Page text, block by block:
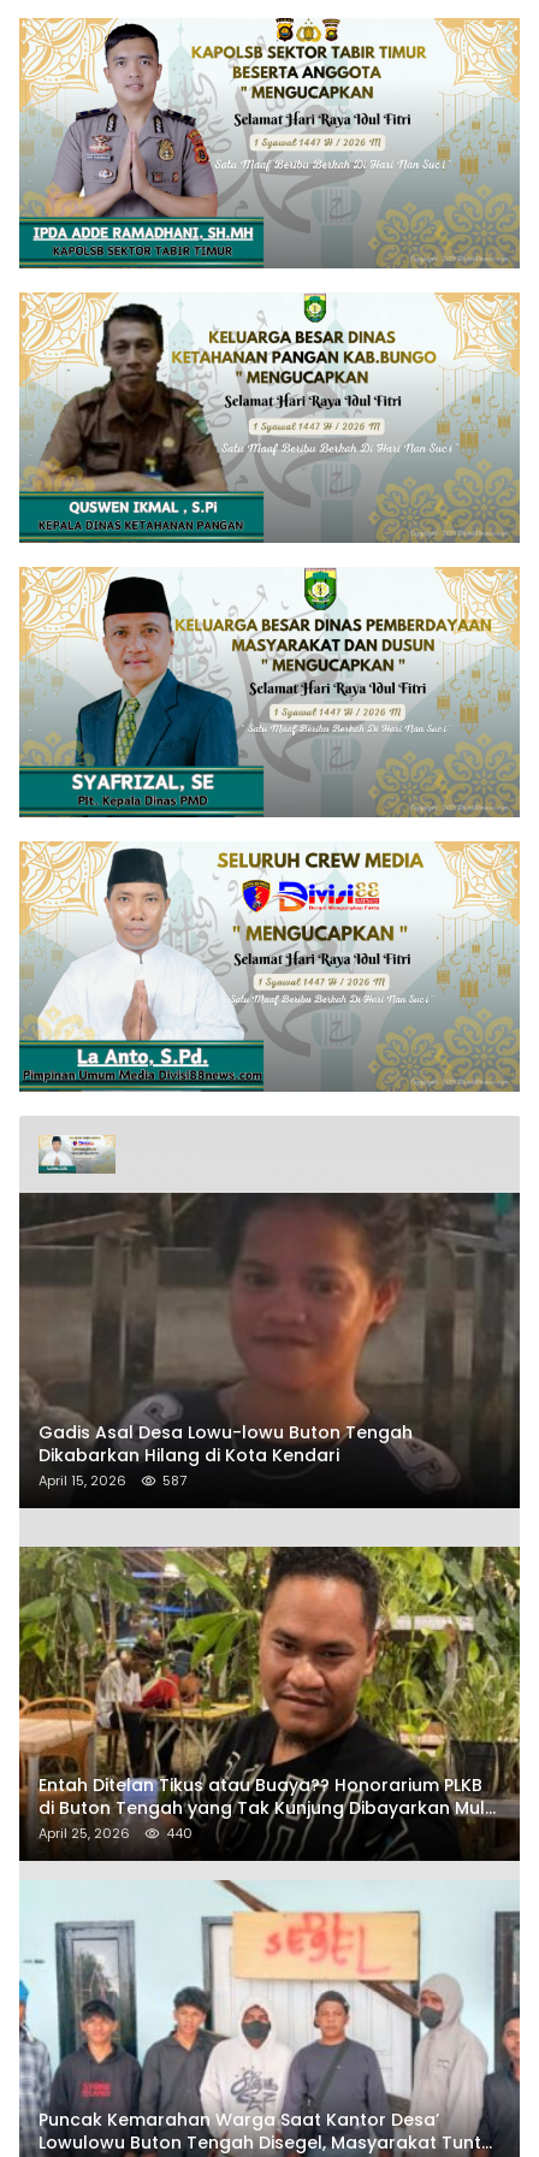
Terduga Pelaku Diamankan
Berita Juli 25, 2026
Satreskrim Polres Buton Ungkap Dugaan
Penerbangan Liar Pohon Jati di Kawasan
Hutan, Lima Orang Diamankan
Berita Juli 25, 2026
Gadis Asal Desa Lowu-lowu Buton Tengah
Dikabarkan Hilang di Kota Kendari
April 15, 2026 587
Entah Ditelan Tikus atau Buaya?? Honorarium PLKB
di Buton Tengah yang Tak Kunjung Dibayarkan Mulai
Disorot SAMURAIS
April 25, 2026 440